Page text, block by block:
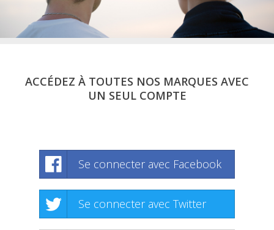
ACCÉDEZ À TOUTES NOS MARQUES AVEC
UN SEUL COMPTE
Se connecter avec Facebook
Se connecter avec Twitter